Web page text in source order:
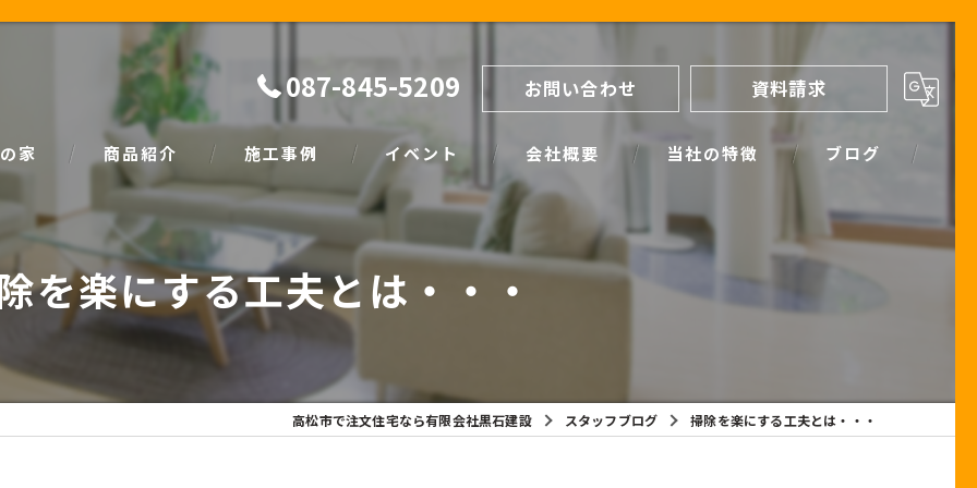
087-845-5209 お問い合わせ 資料請求
家
イン
商品紹介
natural
SIMPLE NOTE
施工事例 イベント
家づくり塾
会社概要 当社の特徴
間取り
断熱
ブログ
スタッフブログ
を楽にする工夫とは・・・
高松市で注文住宅なら有限会社黒石建設 スタッフブログ 掃除を楽にする工夫とは・・・